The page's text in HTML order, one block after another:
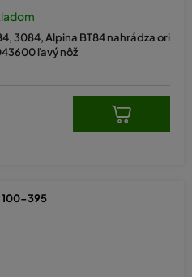
3084, Alpina BT84 nahrádza ori
ľavý nôž
100-395